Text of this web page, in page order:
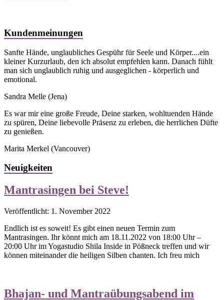
Kundenmeinungen
Sanfte Hände, unglaubliches Gespühr für Seele und Körper....ein
kleiner Kurzurlaub, den ich absolut empfehlen kann. Danach fühlt
man sich unglaublich ruhig und ausgeglichen - körperlich und
emotional.
Sandra Melle (Jena)
Es war mir eine große Freude, Deine starken, wohltuenden Hände
zu spüren, Deine liebevolle Präsenz zu erleben, die herrlichen Düfte
zu genießen.
Marita Merkel (Vancouver)
Neuigkeiten
Mantrasingen bei Steve!
Veröffentlicht: 1. November 2022
Endlich ist es soweit! Es gibt einen neuen Termin zum
Mantrasingen. Ihr könnt mich am 18.11.2022 von 18:00 Uhr –
20:00 Uhr im Yogastudio Shila Inside in Pößneck treffen und wir
können miteinander die heiligen Silben chanten. Ich freu mich
Bhajan- und Mantraübungsabend im